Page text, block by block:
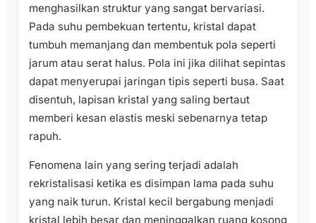
menghasilkan struktur yang sangat bervariasi.
Pada suhu pembekuan tertentu, kristal dapat
tumbuh memanjang dan membentuk pola seperti
jarum atau serat halus. Pola ini jika dilihat sepintas
dapat menyerupai jaringan tipis seperti busa. Saat
disentuh, lapisan kristal yang saling bertaut
memberi kesan elastis meski sebenarnya tetap
rapuh.
Fenomena lain yang sering terjadi adalah
rekristalisasi ketika es disimpan lama pada suhu
yang naik turun. Kristal kecil bergabung menjadi
kristal lebih besar dan meninggalkan ruang kosong